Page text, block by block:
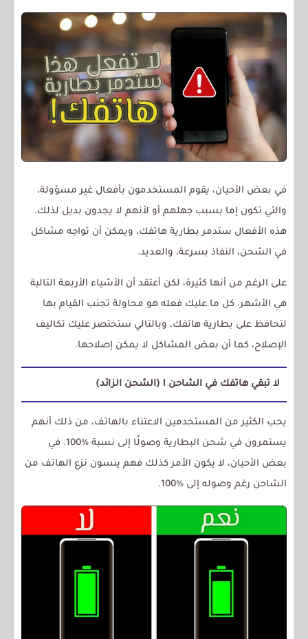
في بعض الأحيان، يقوم المستخدمون بأفعال غير مسؤولة،
والتي تكون إما بسبب جهلهم أو لأنهم لا يجدون بديل لذلك.
هذه الأفعال ستدمر بطارية هاتفك، ويمكن أن تواجه مشاكل
في الشحن، النفاذ بسرعة، والعديد.
على الرغم من أنها كثيرة، لكن أعتقد أن الأشياء الأربعة التالية
هي الأشهر. كل ما عليك فعله هو محاولة تجنب القيام بها
لتحافظ على بطارية هاتفك، وبالتالي ستختصر عليك تكاليف
الإصلاح، كما أن بعض المشاكل لا يمكن إصلاحها.
لا تبقي هاتفك في الشاحن ! (الشحن الزائد)
يحب الكثير من المستخدمين الاعتناء بالهاتف، من ذلك أنهم
يستمرون في شحن البطارية وصولًا إلى نسبة %100. في
بعض الأحيان، لا يكون الأمر كذلك فهم ينسون نزع الهاتف من
الشاحن رغم وصوله إلى %100.